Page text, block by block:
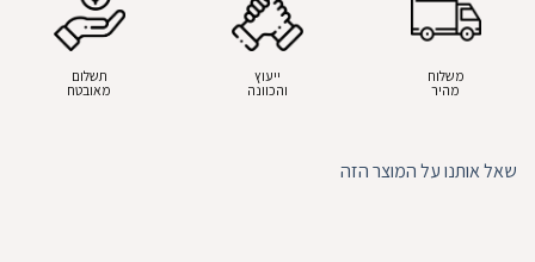
משלוח
מהיר
ייעוץ
והכוונה
תשלום
מאובטח
שאל אותנו על המוצר הזה